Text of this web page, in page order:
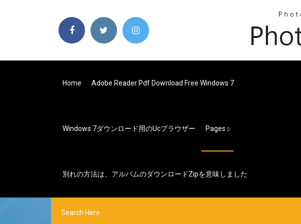
Home Adobe Reader Pdf Download Free Windows 7
Windows 7ダウンロード用のucブラウザー Pages
別れの方法は、アルバムのダウンロードzipを意味しました